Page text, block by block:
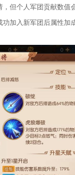
但个人军团贡献数
加入新军团后属性加